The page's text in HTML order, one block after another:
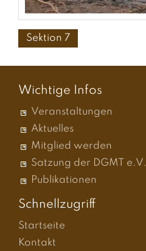
Sektion 7
Wichtige Infos
Veranstaltungen
Aktuelles
Mitglied werden
Satzung der DGMT e.V.
Publikationen
Schnellzugriff
Startseite
Kontakt